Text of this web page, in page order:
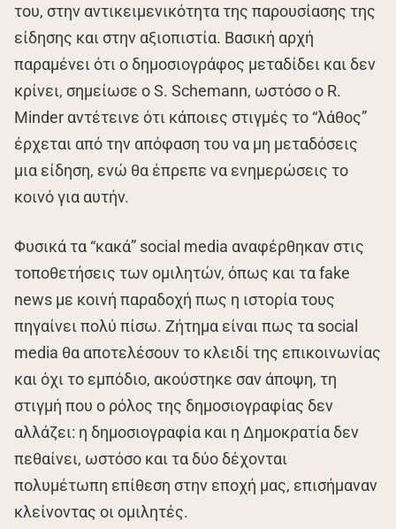
του, στην αντικειμενικότητα της παρουσίασης της
είδησης και στην αξιοπιστία. Βασική αρχή
παραμένει ότι ο δημοσιογράφος μεταδίδει και δεν
κρίνει, σημείωσε ο S. Schemann, ωστόσο ο R.
Minder αντέτεινε ότι κάποιες στιγμές το “λάθος”
έρχεται από την απόφαση του να μη μεταδόσεις
μια είδηση, ενώ θα έπρεπε να ενημερώσεις το
κοινό για αυτήν.
Φυσικά τα “κακά” social media αναφέρθηκαν στις
τοποθετήσεις των ομιλητών, όπως και τα fake
news με κοινή παραδοχή πως η ιστορία τους
πηγαίνει πολύ πίσω. Ζήτημα είναι πως τα social
media θα αποτελέσουν το κλειδί της επικοινωνίας
και όχι το εμπόδιο, ακούστηκε σαν άποψη, τη
στιγμή που ο ρόλος της δημοσιογραφίας δεν
αλλάζει: η δημοσιογραφία και η Δημοκρατία δεν
πεθαίνει, ωστόσο και τα δύο δέχονται
πολυμέτωπη επίθεση στην εποχή μας, επισήμαναν
κλείνοντας οι ομιλητές.